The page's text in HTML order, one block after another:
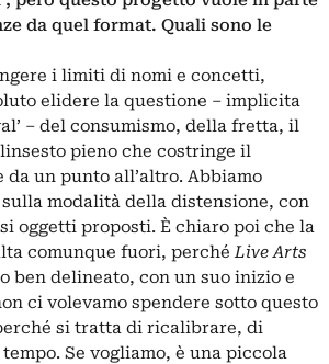
da quel format. Quali sono le
i limiti di nomi e concetti,
elidere la questione – implicita
– del consumismo, della fretta, il
pieno che costringe il
un punto all’altro. Abbiamo
modalità della distensione, con
oggetti proposti. È chiaro poi che la
comunque fuori, perchéLive Arts
ben delineato, con un suo inizio e
ci volevamo spendere sotto questo
si tratta di ricalibrare, di
Se vogliamo, è una piccola